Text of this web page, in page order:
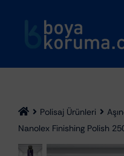
Polisaj Ürünleri
Nanolex Finishing Polish